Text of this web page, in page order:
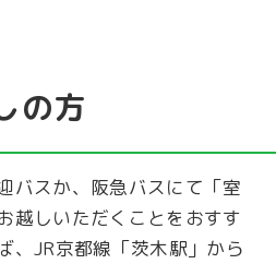
の方
バスか、阪急バスにて「室
越しいただくことをおすす
、JR京都線「茨木駅」から